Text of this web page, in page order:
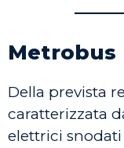
Metrobus
Della prevista
caratterizzata
elettrici